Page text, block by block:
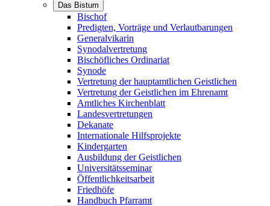
Das Bistum
Bischof
Predigten, Vorträge und Verlautbarungen
Generalvikarin
Synodalvertretung
Bischöfliches Ordinariat
Synode
Vertretung der hauptamtlichen Geistlichen
Vertretung der Geistlichen im Ehrenamt
Amtliches Kirchenblatt
Landesvertretungen
Dekanate
Internationale Hilfsprojekte
Kindergarten
Ausbildung der Geistlichen
Universitätsseminar
Öffentlichkeitsarbeit
Friedhöfe
Handbuch Pfarramt